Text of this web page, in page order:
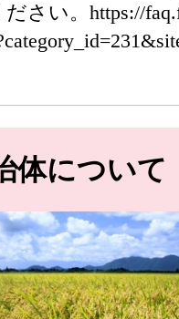
さい。https://
体について